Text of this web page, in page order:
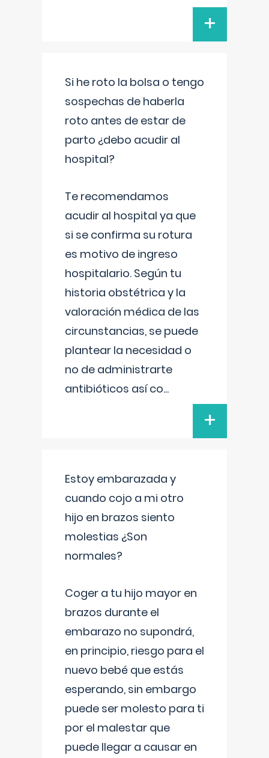
+
Si he roto la bolsa o tengo
sospechas de haberla
roto antes de estar de
parto ¿debo acudir al
hospital?
Te recomendamos
acudir al hospital ya que
si se confirma su rotura
es motivo de ingreso
hospitalario. Según tu
historia obstétrica y la
valoración médica de las
circunstancias, se puede
plantear la necesidad o
no de administrarte
antibióticos así co...
+
Estoy embarazada y
cuando cojo a mi otro
hijo en brazos siento
molestias ¿Son
normales?
Coger a tu hijo mayor en
brazos durante el
embarazo no supondrá,
en principio, riesgo para el
nuevo bebé que estás
esperando, sin embargo
puede ser molesto para ti
por el malestar que
puede llegar a causar en